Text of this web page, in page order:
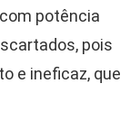
potência
pois
e ineficaz, que